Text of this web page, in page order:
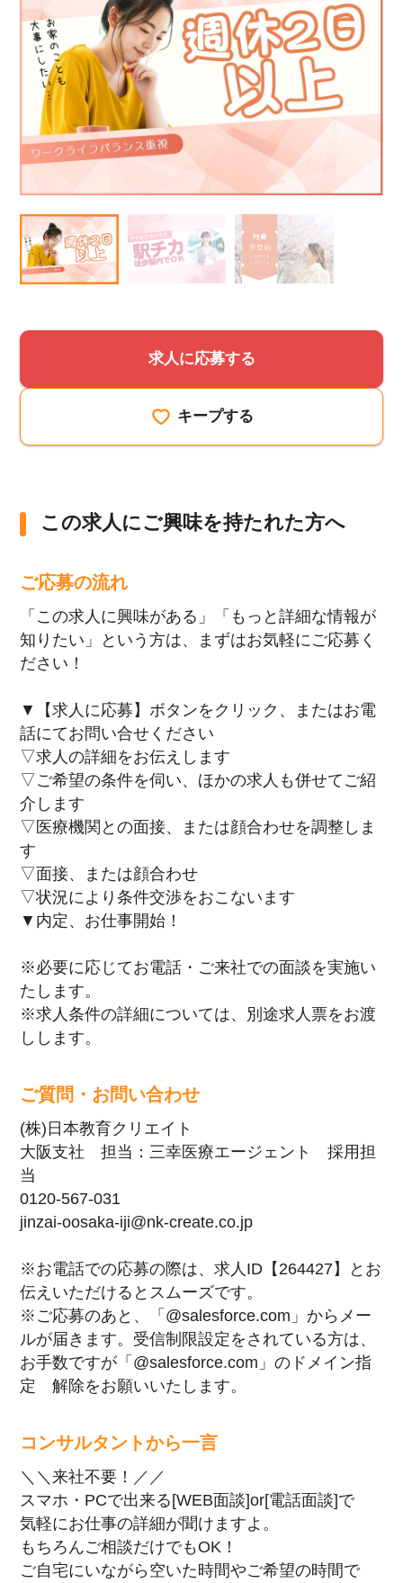
求人に応募する
キープする
この求人にご興味を持たれた方へ
ご応募の流れ
「この求人に興味がある」「もっと詳細な情報が
知りたい」という方は、まずはお気軽にご応募く
ださい！
▼【求人に応募】ボタンをクリック、またはお電
話にてお問い合せください
▽求人の詳細をお伝えします
▽ご希望の条件を伺い、ほかの求人も併せてご紹
介します
▽医療機関との面接、または顔合わせを調整しま
す
▽面接、または顔合わせ
▽状況により条件交渉をおこないます
▼内定、お仕事開始！
※必要に応じてお電話・ご来社での面談を実施い
たします。
※求人条件の詳細については、別途求人票をお渡
しします。
ご質問・お問い合わせ
(株)日本教育クリエイト
大阪支社 担当：三幸医療エージェント 採用担
当
0120-567-031
jinzai-oosaka-iji@nk-create.co.jp
※お電話での応募の際は、求人ID【264427】とお
伝えいただけるとスムーズです。
※ご応募のあと、「@salesforce.com」からメー
ルが届きます。受信制限設定をされている方は、
お手数ですが「@salesforce.com」のドメイン指
定 解除をお願いいたします。
コンサルタントから一言
＼＼来社不要！／／
スマホ・PCで出来る[WEB面談]or[電話面談]で
気軽にお仕事の詳細が聞けますよ。
もちろんご相談だけでもOK！
ご自宅にいながら空いた時間やご希望の時間で
17,050 件